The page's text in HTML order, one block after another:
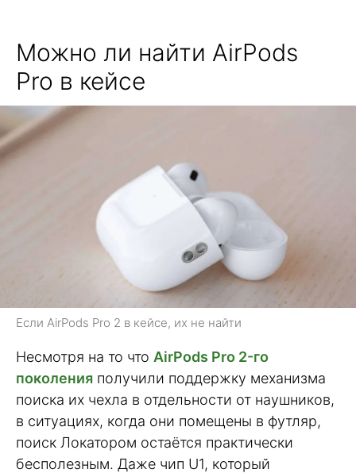
Можно ли найти AirPods
Pro в кейсе
Если AirPods Pro 2 в кейсе, их не найти
Несмотря на то что AirPods Pro 2-го
поколения получили поддержку механизма
поиска их чехла в отдельности от наушников,
в ситуациях, когда они помещены в футляр,
поиск Локатором остаётся практически
бесполезным. Даже чип U1, который